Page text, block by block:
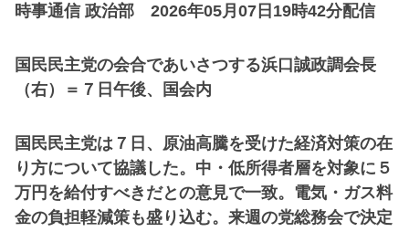
時事通信 政治部 2026年05月07日19時42分配信
国民民主党の会合であいさつする浜口誠政調会長
（右）＝７日午後、国会内
国民民主党は７日、原油高騰を受けた経済対策の在
り方について協議した。中・低所得者層を対象に５
万円を給付すべきだとの意見で一致。電気・ガス料
金の負担軽減策も盛り込む。来週の党総務会で決定